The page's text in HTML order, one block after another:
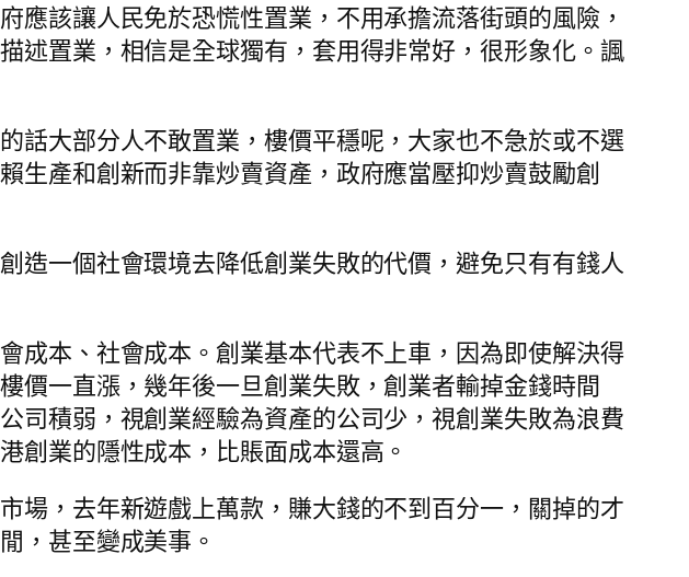
該讓人民免於恐慌性置業，不用承擔流落街頭的風險，
述置業，相信是全球獨有，套用得非常好，很形象化。諷
話大部分人不敢置業，樓價平穩呢，大家也不急於或不選
生產和創新而非靠炒賣資產，政府應當壓抑炒賣鼓勵創
造一個社會環境去降低創業失敗的代價，避免只有有錢人
成本、社會成本。創業基本代表不上車，因為即使解決得
價一直漲，幾年後一旦創業失敗，創業者輸掉金錢時間
司積弱，視創業經驗為資產的公司少，視創業失敗為浪費
創業的隱性成本，比賬面成本還高。
場，去年新遊戲上萬款，賺大錢的不到百分一，關掉的才
，甚至變成美事。